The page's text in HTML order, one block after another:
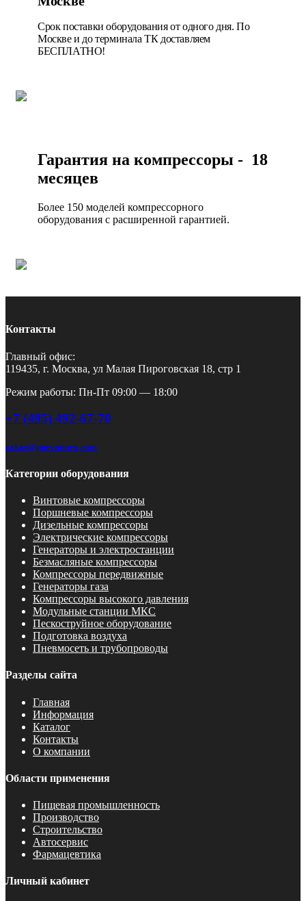
Срок поставки оборудования от одного дня. По
Москве и до терминала ТК доставляем
БЕСПЛАТНО!
Гарантия на компрессоры - 18
месяцев
Более 150 моделей компрессорного
оборудования с расширенной гарантией.
Контакты
Главный офис:
119435, г. Москва, ул Малая Пироговская 18, стр 1
Режим работы: Пн-Пт 09:00 — 18:00
+7 (495) 492-67-70
zakaz@pnevmotex.com
Категории оборудования
Винтовые компрессоры
Поршневые компрессоры
Дизельные компрессоры
Электрические компрессоры
Генераторы и электростанции
Безмасляные компрессоры
Компрессоры передвижные
Генераторы газа
Компрессоры высокого давления
Модульные станции МКС
Пескоструйное оборудование
Подготовка воздуха
Пневмосеть и трубопроводы
Разделы сайта
Главная
Информация
Каталог
Контакты
О компании
Области применения
Пищевая промышленность
Производство
Строительство
Автосервис
Фармацевтика
Личный кабинет